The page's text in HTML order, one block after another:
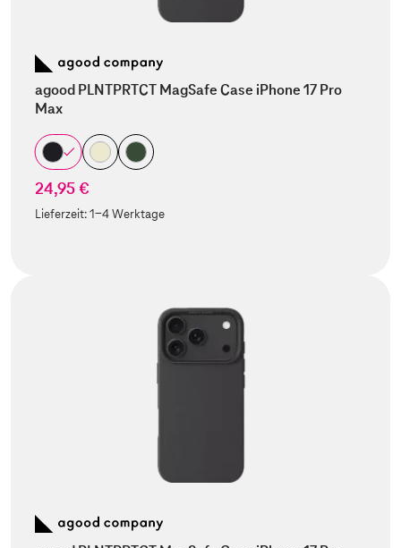
agood PLNTPRTCT MagSafe Case iPhone 17 Pro
Max
24,95 €
Lieferzeit:1-4 Werktage